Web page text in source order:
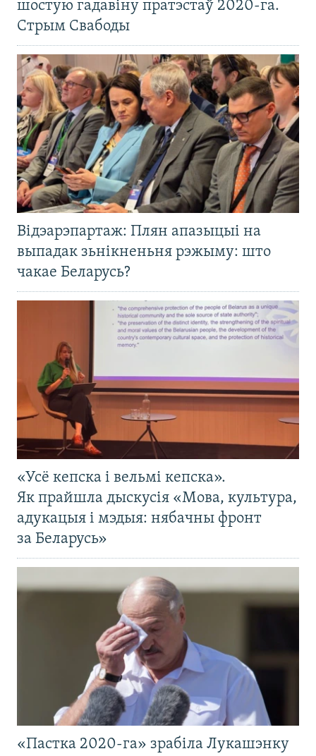
шостую гадавіну пратэстаў 2020-га.
Стрым Свабоды
Відэарэпартаж: Плян апазыцыі на
выпадак зьнікненьня рэжыму: што
чакае Беларусь?
«Усё кепска і вельмі кепска».
Як прайшла дыскусія «Мова, культура,
адукацыя і мэдыя: нябачны фронт
за Беларусь»
«Пастка 2020-га» зрабіла Лукашэнку